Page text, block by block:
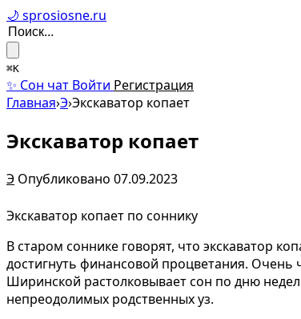
🌙 sprosiosne.ru
⌘K
✨ Сон чат Войти Регистрация
Главная›Э›Экскаватор копает
Экскаватор копает
Э Опубликовано 07.09.2023
Экскаватор копает по соннику
В старом соннике говорят, что экскаватор
достигнуть финансовой процветания. Очень
Ширинской растолковывает сон по дню
непреодолимых родственных уз.